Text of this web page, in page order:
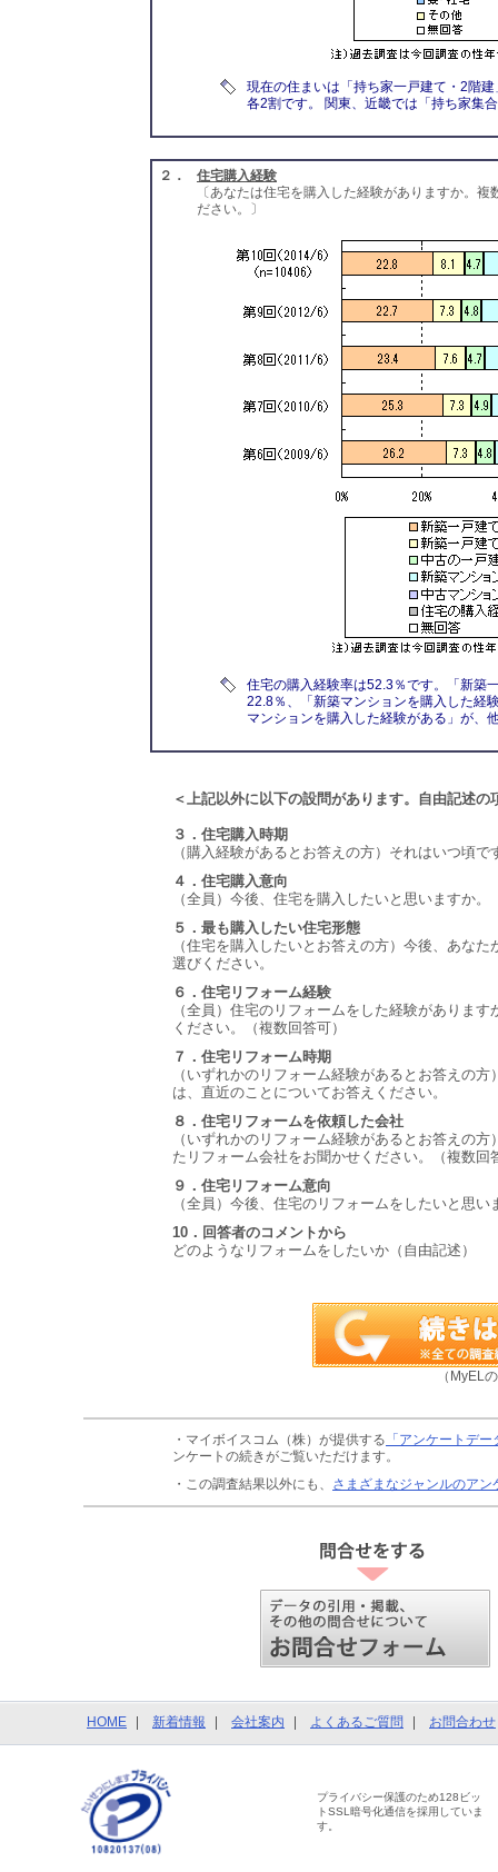
現在の住まいは「持ち家一戸建て・2階
各2割です。 関東、近畿では「持ち家集
２．
住宅購入経験
〔あなたは住宅を購入した経験がありますか。
ださい。〕
住宅の購入経験率は52.3％です。「新築
22.8％、「新築マンションを購入した経
マンションを購入した経験がある」が、
＜上記以外に以下の設問があります。自由記述の
３．住宅購入時期
（購入経験があるとお答えの方）それはいつ頃で
４．住宅購入意向
（全員）今後、住宅を購入したいと思いますか。
５．最も購入したい住宅形態
（住宅を購入したいとお答えの方）今後、あな
選びください。
６．住宅リフォーム経験
（全員）住宅のリフォームをした経験がありま
ください。（複数回答可）
７．住宅リフォーム時期
（いずれかのリフォーム経験があるとお答えの
は、直近のことについてお答えください。
８．住宅リフォームを依頼した会社
（いずれかのリフォーム経験があるとお答えの
たリフォーム会社をお聞かせください。（複数回
９．住宅リフォーム意向
（全員）今後、住宅のリフォームをしたいと思い
10．回答者のコメントから
どのようなリフォームをしたいか（自由記述）
（MyEL
・マイボイスコム（株）が提供する 「アンケートデ
ンケートの続きがご覧いただけます。
・この調査結果以外にも、 さまざまなジャンルのアン
HOME 新着情報 会社案内 よくあるご質問 お問合わせ
プライバシー保護のため128ビッ
トSSL暗号化通信を採用していま
す。